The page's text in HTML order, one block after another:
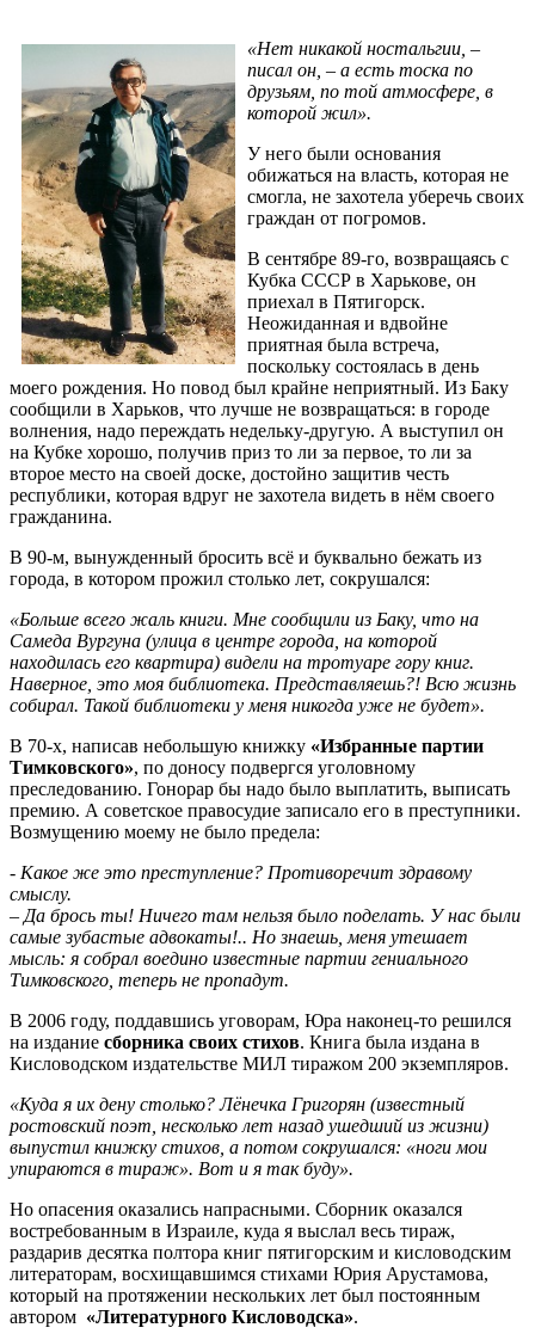
«Нет никакой ностальгии, –
писал он, – а есть тоска по
друзьям, по той атмосфере, в
которой жил».
У него были основания
обижаться на власть, которая не
смогла, не захотела уберечь своих
граждан от погромов.
В сентябре 89-го, возвращаясь с
Кубка СССР в Харькове, он
приехал в Пятигорск.
Неожиданная и вдвойне
приятная была встреча,
поскольку состоялась в день
моего рождения. Но повод был крайне неприятный. Из Баку
сообщили в Харьков, что лучше не возвращаться: в городе
волнения, надо переждать недельку-другую. А выступил он
на Кубке хорошо, получив приз то ли за первое, то ли за
второе место на своей доске, достойно защитив честь
республики, которая вдруг не захотела видеть в нём своего
гражданина.
В 90-м, вынужденный бросить всё и буквально бежать из
города, в котором прожил столько лет, сокрушался:
«Больше всего жаль книги. Мне сообщили из Баку, что на
Самеда Вургуна (улица в центре города, на которой
находилась его квартира) видели на тротуаре гору книг.
Наверное, это моя библиотека. Представляешь?! Всю жизнь
собирал. Такой библиотеки у меня никогда уже не будет».
В 70-х, написав небольшую книжку «Избранные партии
Тимковского», по доносу подвергся уголовному
преследованию. Гонорар бы надо было выплатить, выписать
премию. А советское правосудие записало его в преступники.
Возмущению моему не было предела:
- Какое же это преступление? Противоречит здравому
смыслу.
– Да брось ты! Ничего там нельзя было поделать. У нас были
самые зубастые адвокаты!.. Но знаешь, меня утешает
мысль: я собрал воедино известные партии гениального
Тимковского, теперь не пропадут.
В 2006 году, поддавшись уговорам, Юра наконец-то решился
на издание сборника своих стихов. Книга была издана в
Кисловодском издательстве МИЛ тиражом 200 экземпляров.
«Куда я их дену столько? Лёнечка Григорян (известный
ростовский поэт, несколько лет назад ушедший из жизни)
выпустил книжку стихов, а потом сокрушался: «ноги мои
упираются в тираж». Вот и я так буду».
Но опасения оказались напрасными. Сборник оказался
востребованным в Израиле, куда я выслал весь тираж,
раздарив десятка полтора книг пятигорским и кисловодским
литераторам, восхищавшимся стихами Юрия Арустамова,
который на протяжении нескольких лет был постоянным
автором «Литературного Кисловодска».